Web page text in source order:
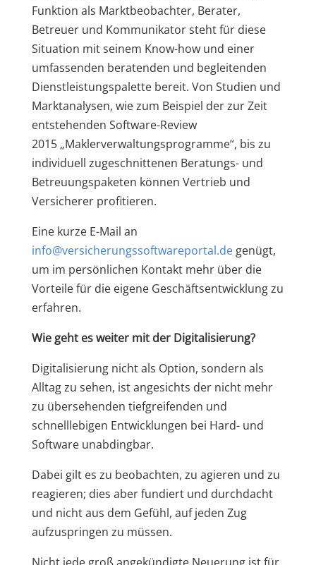
Funktion als Marktbeobachter, Berater,
Betreuer und Kommunikator steht für diese
Situation mit seinem Know-how und einer
umfassenden beratenden und begleitenden
Dienstleistungspalette bereit. Von Studien und
Marktanalysen, wie zum Beispiel der zur Zeit
entstehenden Software-Review
2015 „Maklerverwaltungsprogramme“, bis zu
individuell zugeschnittenen Beratungs- und
Betreuungspaketen können Vertrieb und
Versicherer profitieren.
Eine kurze E-Mail an
info@versicherungssoftwareportal.degenügt,
um im persönlichen Kontakt mehr über die
Vorteile für die eigene Geschäftsentwicklung zu
erfahren.
Wie geht es weiter mit der Digitalisierung?
Digitalisierung nicht als Option, sondern als
Alltag zu sehen, ist angesichts der nicht mehr
zu übersehenden tiefgreifenden und
schnelllebigen Entwicklungen bei Hard- und
Software unabdingbar.
Dabei gilt es zu beobachten, zu agieren und zu
reagieren; dies aber fundiert und durchdacht
und nicht aus dem Gefühl, auf jeden Zug
aufzuspringen zu müssen.